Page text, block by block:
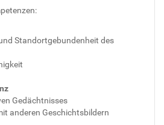
Standortgebundenheit des
Gedächtnisses
anderen Geschichtsbildern